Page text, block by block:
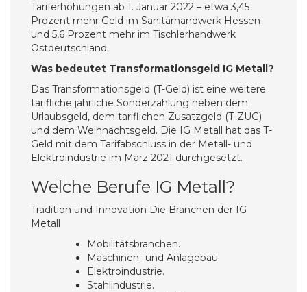
Tariferhöhungen ab 1. Januar 2022 – etwa 3,45
Prozent mehr Geld im Sanitärhandwerk Hessen
und 5,6 Prozent mehr im Tischlerhandwerk
Ostdeutschland.
Was bedeutet Transformationsgeld IG Metall?
Das Transformationsgeld (T-Geld) ist eine weitere
tarifliche jährliche Sonderzahlung neben dem
Urlaubsgeld, dem tariflichen Zusatzgeld (T-ZUG)
und dem Weihnachtsgeld. Die IG Metall hat das T-
Geld mit dem Tarifabschluss in der Metall- und
Elektroindustrie im März 2021 durchgesetzt.
Welche Berufe IG Metall?
Tradition und Innovation Die Branchen der IG
Metall
Mobilitätsbranchen.
Maschinen- und Anlagebau.
Elektroindustrie.
Stahlindustrie.